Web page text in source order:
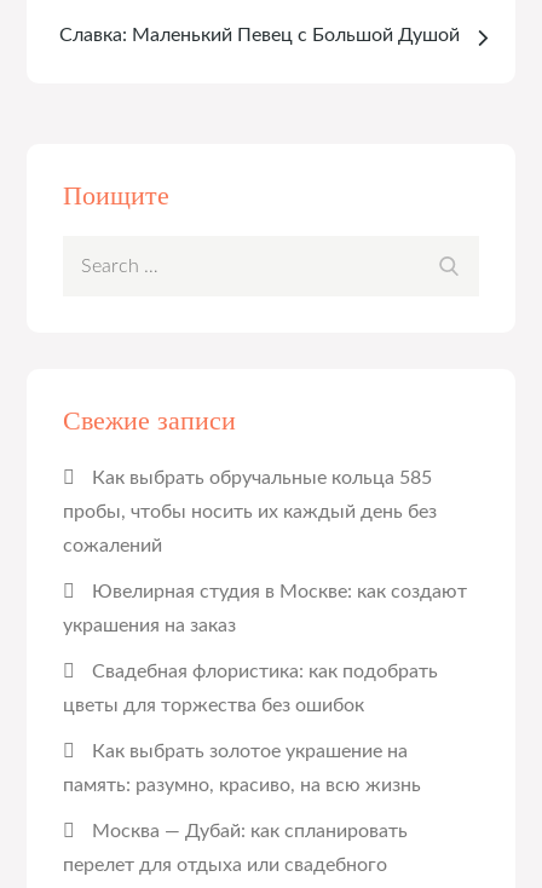
записям
Славка: Маленький Певец с Большой Душой
Поищите
Свежие записи
Как выбрать обручальные кольца 585
пробы, чтобы носить их каждый день без
сожалений
Ювелирная студия в Москве: как создают
украшения на заказ
Свадебная флористика: как подобрать
цветы для торжества без ошибок
Как выбрать золотое украшение на
память: разумно, красиво, на всю жизнь
Москва — Дубай: как спланировать
перелет для отдыха или свадебного